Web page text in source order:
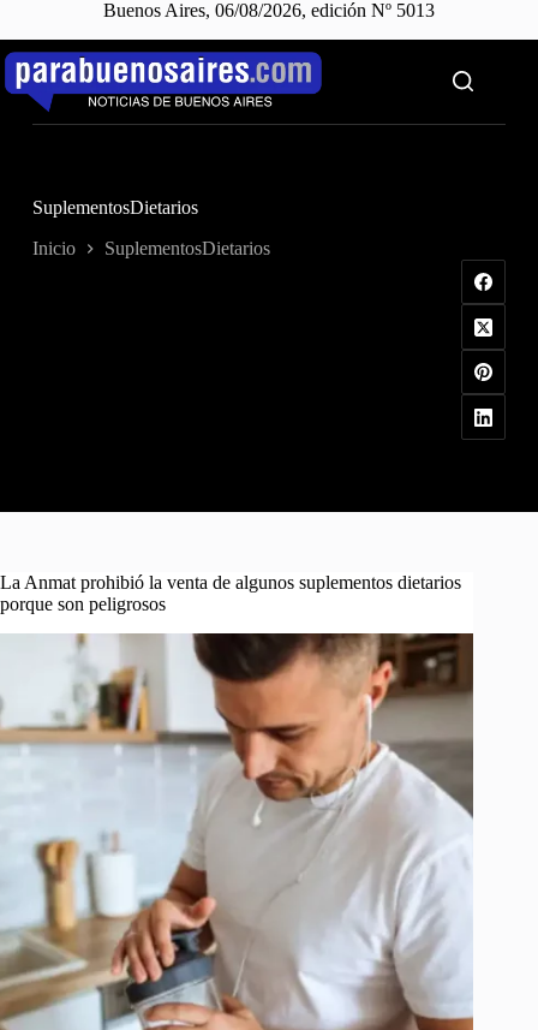
Buenos Aires, 06/08/2026, edición Nº 5013
Saltar
contenido
SuplementosDietarios
Inicio SuplementosDietarios
La Anmat prohibió la venta de algunos suplementos dietarios
porque son peligrosos